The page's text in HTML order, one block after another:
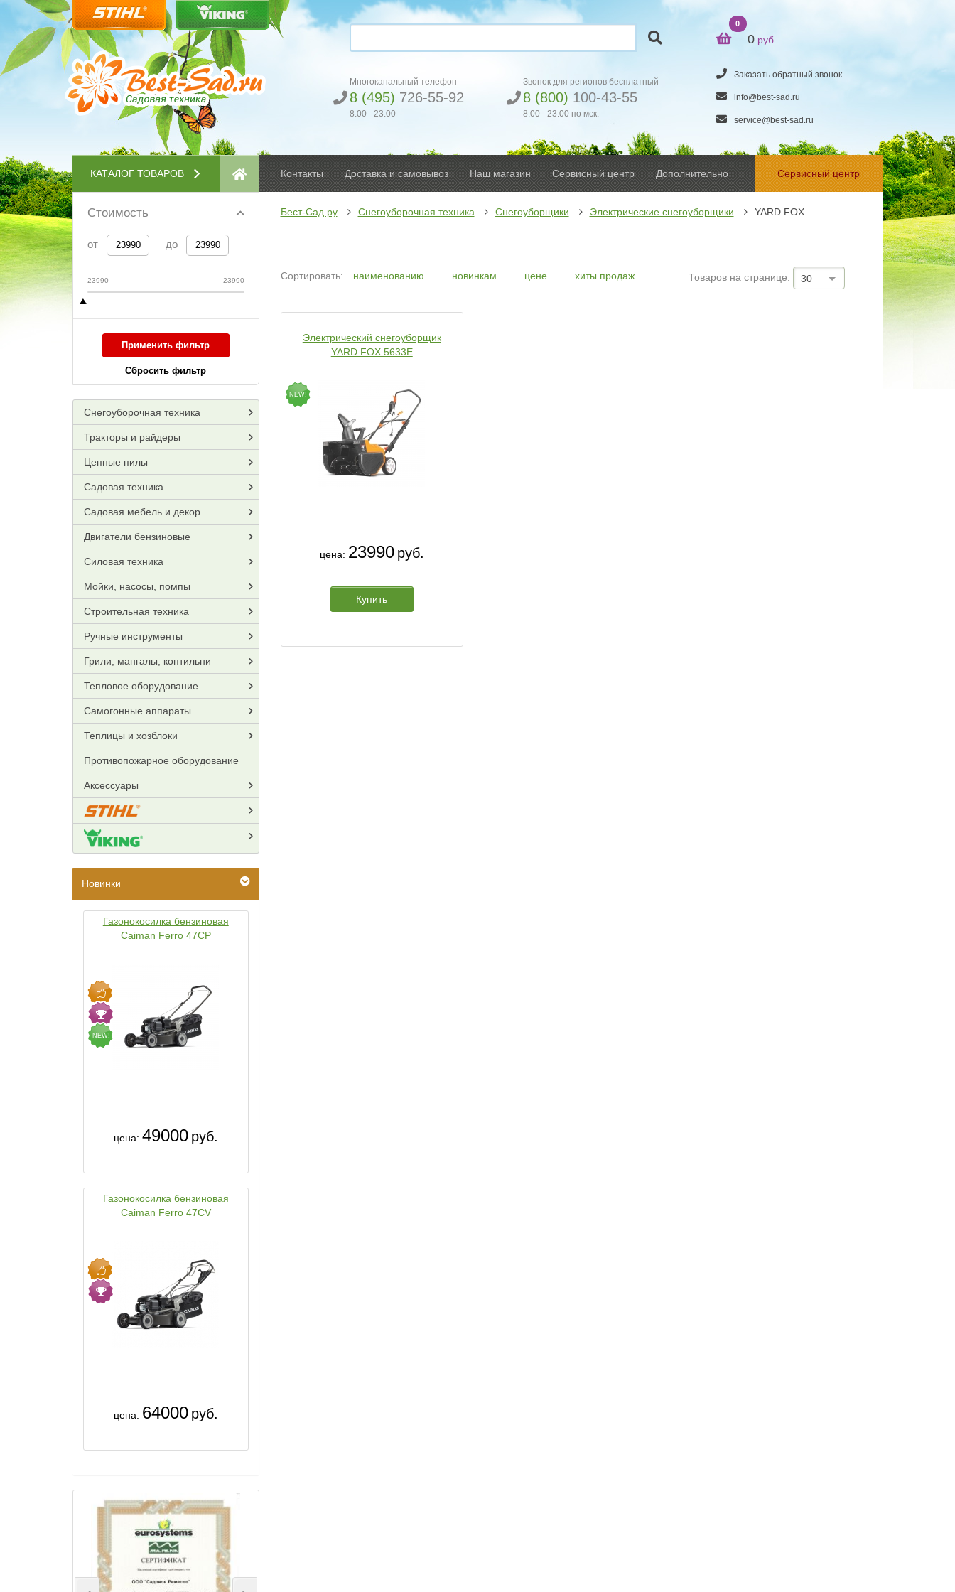
Многоканальный телефон
8 (495) 726-55-92
8:00 - 23:00
Звонок для регионов бесплатный
8 (800) 100-43-55
8:00 - 23:00 по мск.
0
0 руб
Заказать обратный звонок
info@best-sad.ru
service@best-sad.ru
КАТАЛОГ ТОВАРОВ Контакты Доставка и самовывоз Наш магазин Сервисный центр Дополнительно Сервисный центр
Стоимость
от до
23990 23990
Применить фильтр
Сбросить фильтр
Снегоуборочная техника
Тракторы и райдеры
Цепные пилы
Садовая техника
Садовая мебель и декор
Двигатели бензиновые
Силовая техника
Мойки, насосы, помпы
Строительная техника
Ручные инструменты
Грили, мангалы, коптильни
Тепловое оборудование
Самогонные аппараты
Теплицы и хозблоки
Противопожарное оборудование
Аксессуары
Новинки
Газонокосилка бензиновая
Caiman Ferro 47CP
NEW!
цена: 49000 руб.
Газонокосилка бензиновая
Caiman Ferro 47CV
цена: 64000 руб.
Бест-Сад.ру Снегоуборочная техника Снегоуборщики Электрические снегоуборщики YARD FOX
Сортировать: наименованию новинкам цене хиты продаж Товаров на странице: 30
Электрический снегоуборщик
YARD FOX 5633Е
NEW!
цена: 23990 руб.
Купить